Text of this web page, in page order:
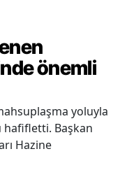
önemli
yoluyla
Başkan
Hazine